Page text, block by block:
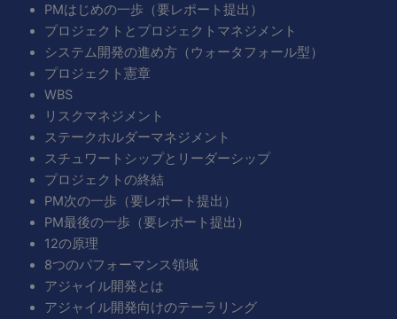
PMはじめの一歩（要レポート提出）
プロジェクトとプロジェクトマネジメント
システム開発の進め方（ウォータフォール型）
プロジェクト憲章
WBS
リスクマネジメント
ステークホルダーマネジメント
スチュワートシップとリーダーシップ
プロジェクトの終結
PM次の一歩（要レポート提出）
PM最後の一歩（要レポート提出）
12の原理
8つのパフォーマンス領域
アジャイル開発とは
アジャイル開発向けのテーラリング